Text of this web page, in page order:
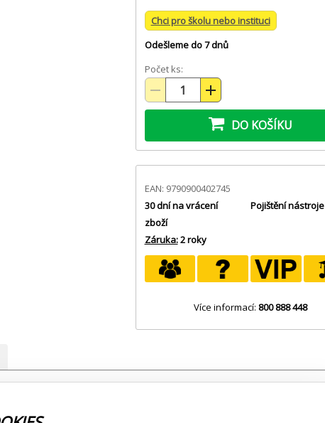
Chci pro školu nebo instituci
Odešleme do 7 dnů
Počet ks:
DO KOŠÍKU
EAN: 9790900402745
30 dní na vrácení
zboží
Záruka:2 roky
Pojištění nástroje
Více informací: 800 888 448
tento sešit Vám nabízí 12 známých filmových pohádkových melodií v